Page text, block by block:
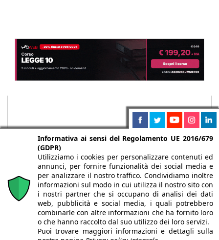
Chi siamo Autori Per la tua pubblicità
Iscriviti alla
newsletter
Informativa ai sensi del Regolamento UE 2016/679
(GDPR)
Utilizziamo i cookies per personalizzare contenuti ed
annunci, per fornire funzionalità dei social media e
per analizzare il nostro traffico. Condividiamo inoltre
informazioni sul modo in cui utilizza il nostro sito con
i nostri partner che si occupano di analisi dei dati
web, pubblicità e social media, i quali potrebbero
combinarle con altre informazioni che ha fornito loro
o che hanno raccolto dal suo utilizzo dei loro servizi.
Puoi trovare maggiori informazioni e dettagli sulla